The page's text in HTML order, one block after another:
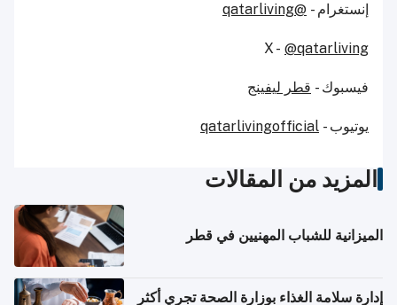
إنستغرام - @qatarliving
X - @qatarliving
فيسبوك - قطر ليفينج
يوتيوب - qatarlivingofficial
المزيد من المقالات
الميزانية للشباب المهنيين في قطر
إدارة سلامة الغذاء بوزارة الصحة تجري أكثر